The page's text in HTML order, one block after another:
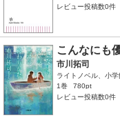
レビュー投稿数0件
こんなにも
市川拓司
ライトノベル、小
1巻
780pt
レビュー投稿数0件